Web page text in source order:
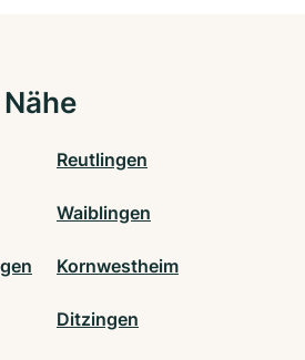
Reutlingen
Waiblingen
Kornwestheim
Ditzingen